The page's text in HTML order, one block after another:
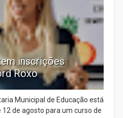
inscrições
Roxo
Municipal de Educação está
de agosto para um curso de